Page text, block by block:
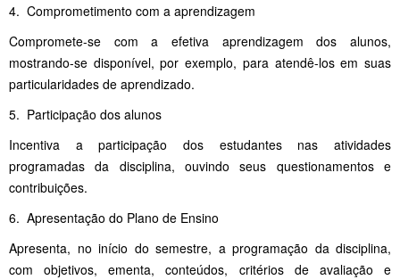
4. Comprometimento com a aprendizagem
Compromete-se com a efetiva aprendizagem dos alunos,
mostrando-se disponível, por exemplo, para atendê-los em suas
particularidades de aprendizado.
5. Participação dos alunos
Incentiva a participação dos estudantes nas atividades
programadas da disciplina, ouvindo seus questionamentos e
contribuições.
6. Apresentação do Plano de Ensino
Apresenta, no início do semestre, a programação da disciplina,
com objetivos, ementa, conteúdos, critérios de avaliação e